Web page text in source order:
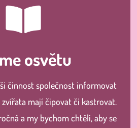
osvětu
činnost společnost informovat
zvířata mají čipovat či kastrovat.
a my bychom chtěli, aby se